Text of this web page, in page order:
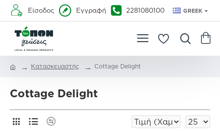
Είσοδος Εγγραφή 2281080100 GREEK
Κατασκευαστής Cottage Delight
Cottage Delight